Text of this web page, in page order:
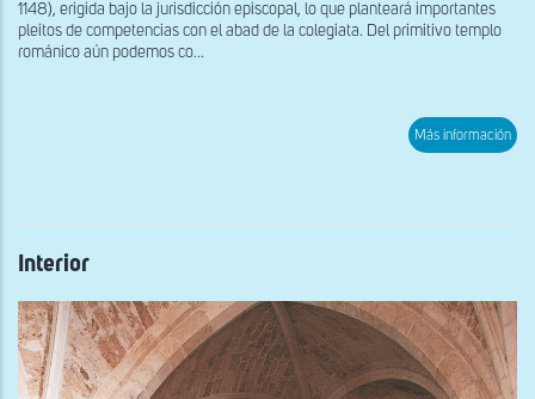
1148), erigida bajo la jurisdicción episcopal, lo que planteará importantes
pleitos de competencias con el abad de la colegiata. Del primitivo templo
románico aún podemos co...
Más información
Interior